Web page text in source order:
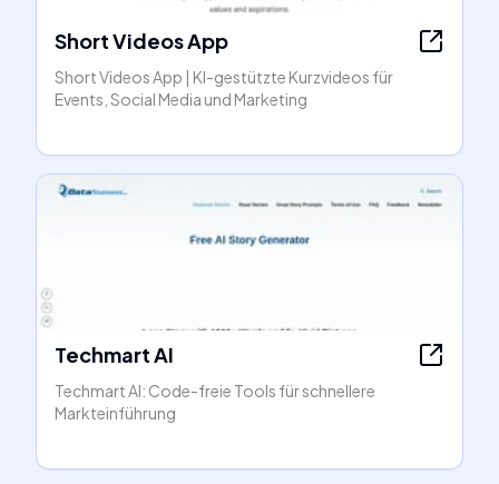
Short Videos App
Short Videos App | KI-gestützte Kurzvideos für
Events, Social Media und Marketing
Techmart AI
Techmart AI: Code-freie Tools für schnellere
Markteinführung